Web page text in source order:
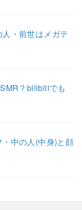
・前世はメガテ
？bilibiliでも
中の人(中身)と顔